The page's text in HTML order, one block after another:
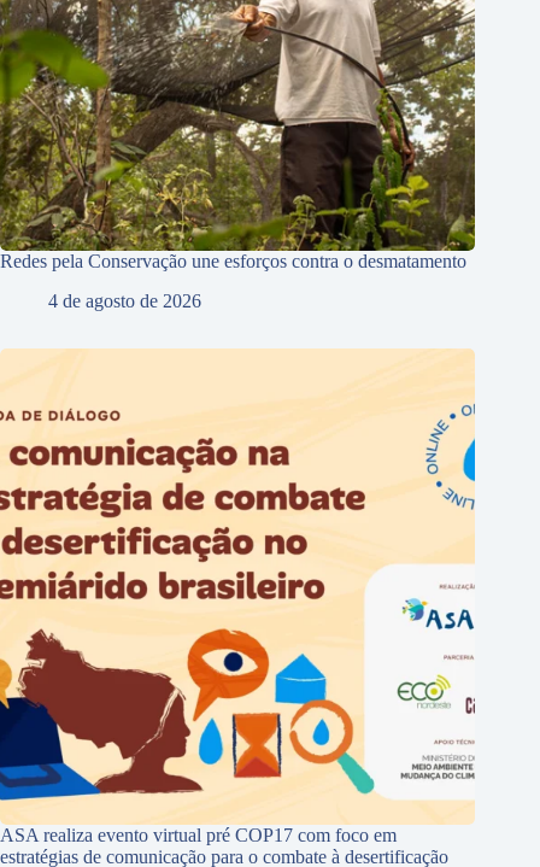
Redes pela Conservação une esforços contra o desmatamento
4 de agosto de 2026
ASA realiza evento virtual pré COP17 com foco em
estratégias de comunicação para o combate à desertificação